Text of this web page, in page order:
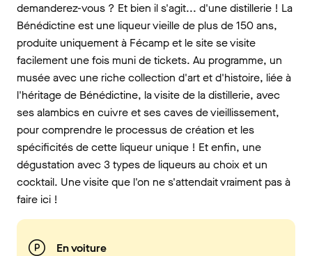
demanderez-vous ? Et bien il s'agit... d'une distillerie ! La
Bénédictine est une liqueur vieille de plus de 150 ans,
produite uniquement à Fécamp et le site se visite
facilement une fois muni de tickets. Au programme, un
musée avec une riche collection d'art et d'histoire, liée à
l'héritage de Bénédictine, la visite de la distillerie, avec
ses alambics en cuivre et ses caves de vieillissement,
pour comprendre le processus de création et les
spécificités de cette liqueur unique ! Et enfin, une
dégustation avec 3 types de liqueurs au choix et un
cocktail. Une visite que l'on ne s'attendait vraiment pas à
faire ici !
En voiture